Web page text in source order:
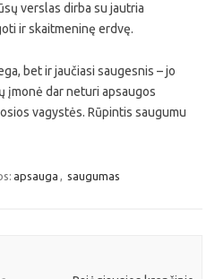
verslas dirba su jautria
ir skaitmeninę erdvę.
bet ir jaučiasi saugesnis – jo
įmonė dar neturi apsaugos
vagystės. Rūpintis saugumu
apsauga , saugumas